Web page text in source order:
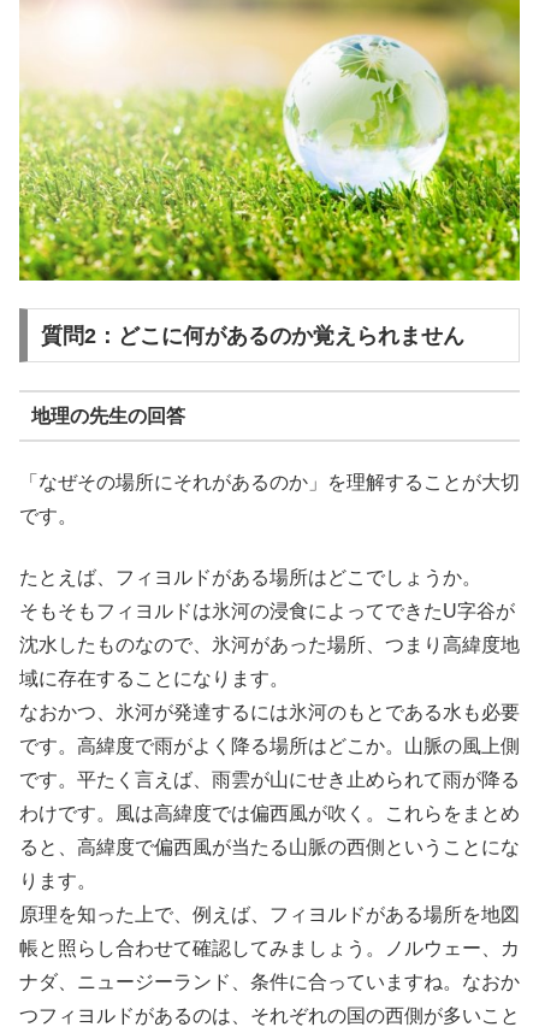
質問2：どこに何があるのか覚えられません
地理の先生の回答
「なぜその場所にそれがあるのか」
を理解することが大切
です。
たとえば、フィヨルドがある場所はどこでしょうか。
そもそもフィヨルドは氷河の浸食によってできたU字谷が
沈水したものなので、氷河があった場所、つまり高緯度地
域に存在することになります。
なおかつ、氷河が発達するには氷河のもとである水も必要
です。高緯度で雨がよく降る場所はどこか。山脈の風上側
です。平たく言えば、雨雲が山にせき止められて雨が降る
わけです。風は高緯度では偏西風が吹く。これらをまとめ
ると、高緯度で偏西風が当たる山脈の西側ということにな
ります。
原理を知った上で、例えば、フィヨルドがある場所を地図
帳と照らし合わせて確認してみましょう。ノルウェー、カ
ナダ、ニュージーランド、条件に合っていますね。なおか
つフィヨルドがあるのは、それぞれの国の西側が多いこと